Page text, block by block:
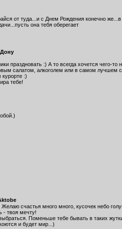
от туда...и с Днем Рождения конечно
она тебя оберегает
праздновать :) А то всегда хочется чего-то
салатом, алкоголем или в самом лучшем
курорте :)
тебе!
счастья много много, кусочек небо
- твоя мечту!
Поменьше тебе бывать в таких
и будет мир...)